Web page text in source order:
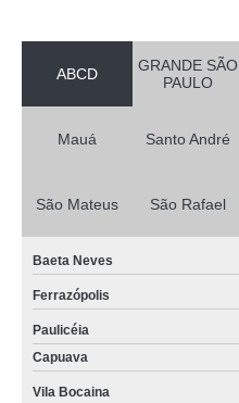
ABCD
GRANDE SÃO
PAULO
Mauá Santo André
São Mateus São Rafael
Baeta Neves
Ferrazópolis
Paulicéia
Capuava
Vila Bocaina